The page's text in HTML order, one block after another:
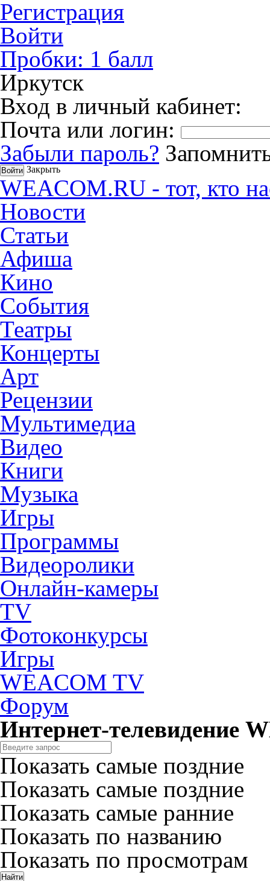
Регистрация
Войти
Пробки: 1 балл
Иркутск
Вход в личный кабинет:
Почта или логин:
Забыли пароль?
Закрыть
WEACOM.RU - тот, кто
Новости
Статьи
Афиша
Кино
События
Театры
Концерты
Арт
Рецензии
Мультимедиа
Видео
Книги
Музыка
Игры
Программы
Видеоролики
Онлайн-камеры
TV
Фотоконкурсы
Игры
WEACOM TV
Форум
Интернет-телевидение
Показать самые поздние
Показать самые поздние
Показать самые ранние
Показать по названию
Показать по просмотрам